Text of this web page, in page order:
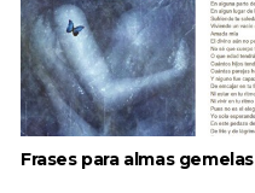
Frases para almas gemelas